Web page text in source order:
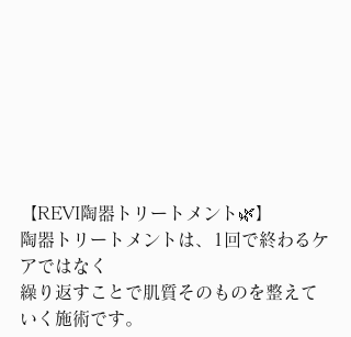
【REVI陶器トリートメント🌿】
陶器トリートメントは、1回で終わるケ
アではなく
繰り返すことで肌質そのものを整えて
いく施術です。